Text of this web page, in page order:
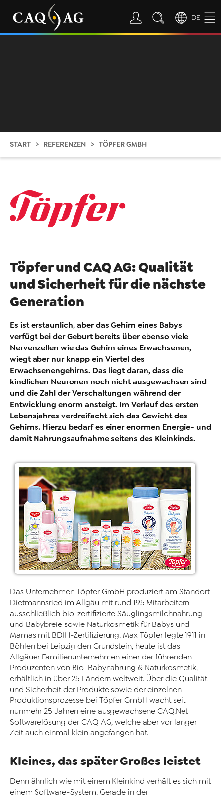
DE
START REFERENZEN TÖPFER GMBH
Töpfer und CAQ AG: Qualität
und Sicherheit für die nächste
Generation
Es ist erstaunlich, aber das Gehirn eines Babys
verfügt bei der Geburt bereits über ebenso viele
Nervenzellen wie das Gehirn eines Erwachsenen,
wiegt aber nur knapp ein Viertel des
Erwachsenengehirns. Das liegt daran, dass die
kindlichen Neuronen noch nicht ausgewachsen sind
und die Zahl der Verschaltungen während der
Entwicklung enorm ansteigt. Im Verlauf des ersten
Lebensjahres verdreifacht sich das Gewicht des
Gehirns. Hierzu bedarf es einer enormen Energie- und
damit Nahrungsaufnahme seitens des Kleinkinds.
Das Unternehmen Töpfer GmbH produziert am Standort
Dietmannsried im Allgäu mit rund 195 Mitarbeitern
ausschließlich bio-zertifizierte Säuglingsmilchnahrung
und Babybreie sowie Naturkosmetik für Babys und
Mamas mit BDIH-Zertifizierung. Max Töpfer legte 1911 in
Böhlen bei Leipzig den Grundstein, heute ist das
Allgäuer Familienunternehmen einer der führenden
Produzenten von Bio-Babynahrung & Naturkosmetik,
erhältlich in über 25 Ländern weltweit. Über die Qualität
und Sicherheit der Produkte sowie der einzelnen
Produktionsprozesse bei Töpfer GmbH wacht seit
nunmehr 25 Jahren eine ausgewachsene CAQ.Net
Softwarelösung der CAQ AG, welche aber vor langer
Zeit auch einmal klein angefangen hat.
Kleines, das später Großes leistet
Denn ähnlich wie mit einem Kleinkind verhält es sich mit
einem Software-System. Gerade in der